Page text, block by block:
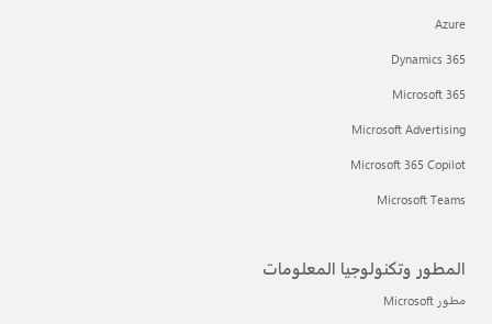
Azure
Dynamics 365
Microsoft 365
Microsoft Advertising
Microsoft 365 Copilot
Microsoft Teams
المطور وتكنولوجيا المعلومات
مطور Microsoft